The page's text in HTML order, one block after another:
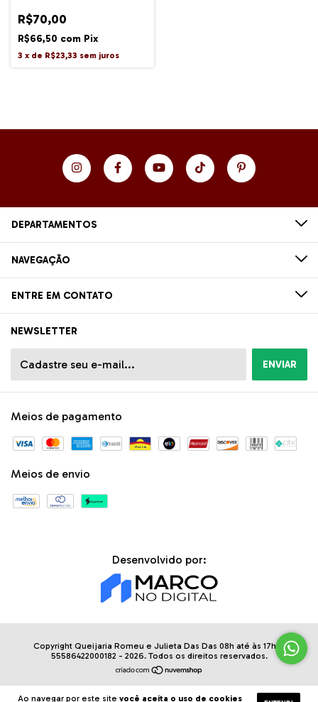
Ao navegar por este site você aceita o uso de cookies
R$70,00
R$66,50 com Pix
3 x de R$23,33 sem juros
DEPARTAMENTOS
NAVEGAÇÃO
ENTRE EM CONTATO
NEWSLETTER
Meios de pagamento
Meios de envio
Desenvolvido por:
Copyright Queijaria Romeu e Julieta Das Das 08h até às 17h. -
55586422000182 - 2026. Todos os direitos reservados.